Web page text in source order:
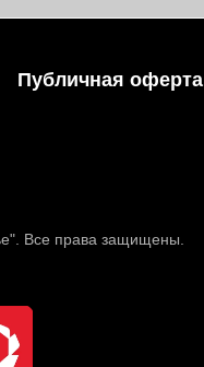
Публичная оферта
Все права защищены.